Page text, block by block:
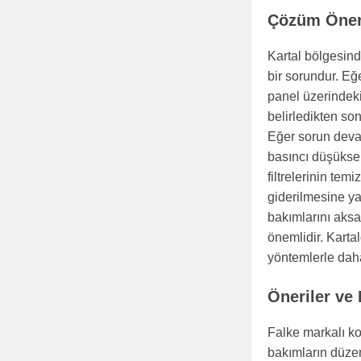
Çözüm
Kartal
bir sorundur.
panel
belirledikten
Eğer sorun
basıncı
filtrelerinin
giderilmesine
bakımlarını
önemlidir.
yöntemlerle
Öneriler ve
Falke markalı
bakımların